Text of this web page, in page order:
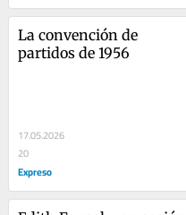
La convención de
partidos de 1956
17.05.2026
20
Expreso